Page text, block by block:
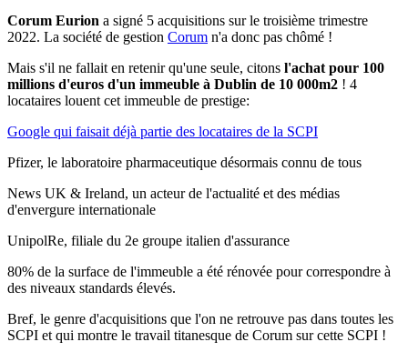
Corum Eurion a signé 5 acquisitions sur le troisième trimestre
2022. La société de gestion Corum n'a donc pas chômé !
Mais s'il ne fallait en retenir qu'une seule, citons l'achat pour 100
millions d'euros d'un immeuble à Dublin de 10 000m2 ! 4
locataires louent cet immeuble de prestige:
Google qui faisait déjà partie des locataires de la SCPI
Pfizer, le laboratoire pharmaceutique désormais connu de tous
News UK & Ireland, un acteur de l'actualité et des médias
d'envergure internationale
UnipolRe, filiale du 2e groupe italien d'assurance
80% de la surface de l'immeuble a été rénovée pour correspondre à
des niveaux standards élevés.
Bref, le genre d'acquisitions que l'on ne retrouve pas dans toutes les
SCPI et qui montre le travail titanesque de Corum sur cette SCPI !